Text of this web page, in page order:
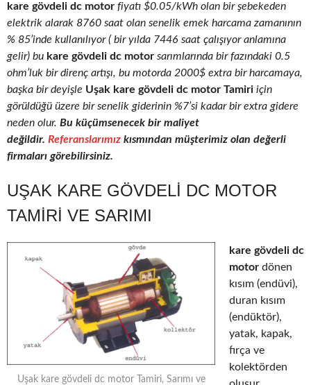
kare gövdeli dc motor fiyatı $0.05/kWh olan bir şebekeden
elektrik alarak 8760 saat olan senelik emek harcama zamanının
% 85’inde kullanılıyor ( bir yılda 7446 saat çalışıyor anlamına
gelir) bu kare gövdeli dc motor sarımlarında bir fazındaki 0.5
ohm’luk bir direnç artışı, bu motorda 2000$ extra bir harcamaya,
başka bir deyişle Uşak kare gövdeli dc motor Tamiri için
görüldüğü üzere bir senelik giderinin %7’si kadar bir extra gidere
neden olur. Bu küçümsenecek bir maliyet
değildir. Referanslarımız kısmından müşterimiz olan değerli
firmaları görebilirsiniz.
UŞAK KARE GÖVDELI DC MOTOR
TAMIRI VE SARIMI
Uşak kare gövdeli dc motor Tamiri, Sarımı ve
kare gövdeli dc
motor dönen
kısım (endüvi),
duran kısım
(endüktör),
yatak, kapak,
fırça ve
kolektörden